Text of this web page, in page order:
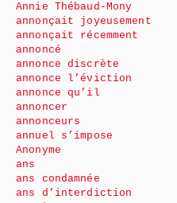
Annie Thébaud-Mony
annonçait joyeusement
annonçait récemment
annoncé
annonce discrète
annonce l’éviction
annonce qu’il
annoncer
annonceurs
annuel s’impose
Anonyme
ans
ans condamnée
ans d’interdiction